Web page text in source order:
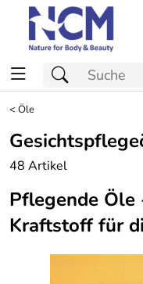
<Öle
48 Artikel
Pflegende
Kraftstoff für